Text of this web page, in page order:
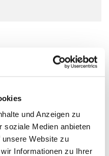
und Anzeigen zu
soziale Medien anbieten
Website zu
Informationen zu Ihrer